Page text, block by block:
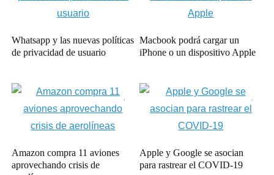
Whatsapp y las nuevas políticas
de privacidad de usuario
Macbook podrá cargar un
iPhone o un dispositivo Apple
Amazon compra 11 aviones
aprovechando crisis de
Apple y Google se asocian
para rastrear el COVID-19